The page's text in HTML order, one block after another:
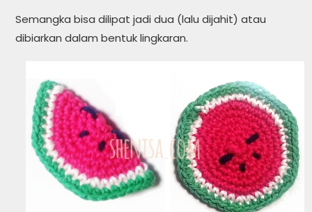
Semangka bisa dilipat jadi dua (lalu dijahit) atau
dibiarkan dalam bentuk lingkaran.